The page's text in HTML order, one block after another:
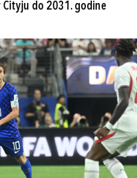
do 2031. godine